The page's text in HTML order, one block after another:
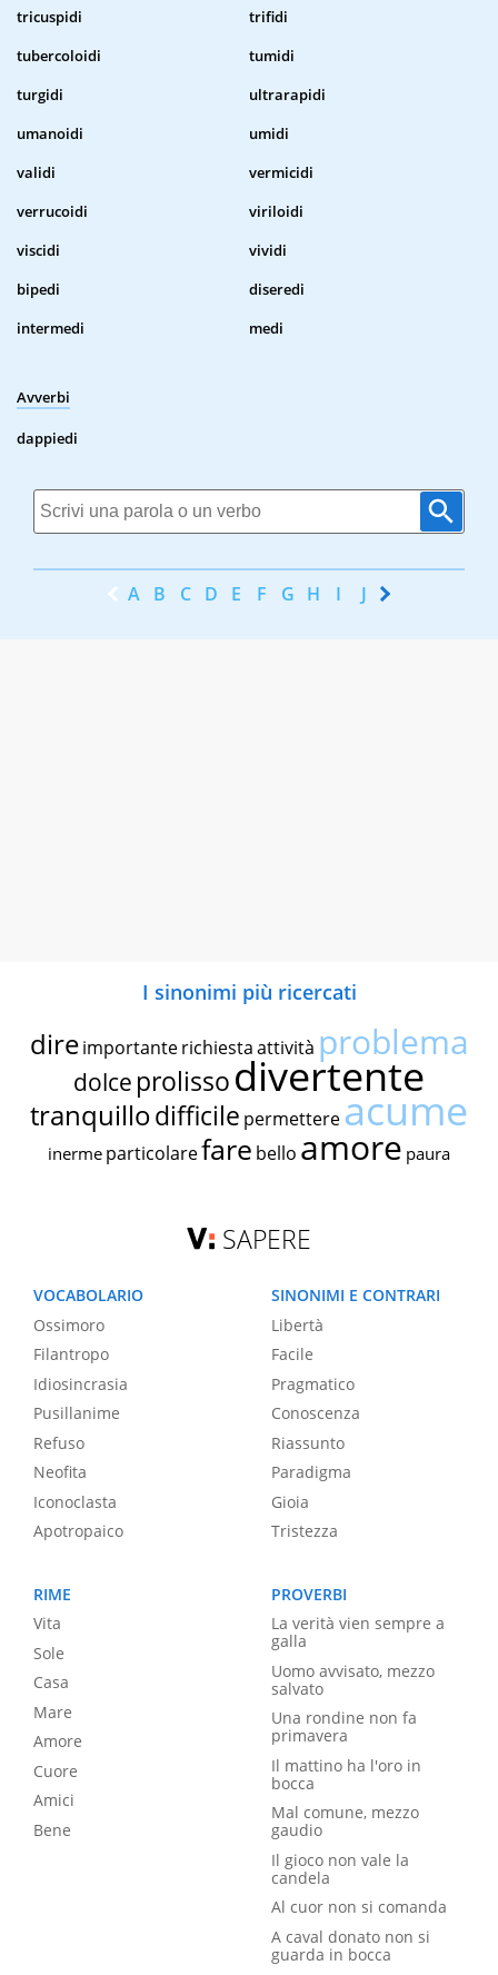
tricuspidi
trifidi
tubercoloidi
tumidi
turgidi
ultrarapidi
umanoidi
umidi
validi
vermicidi
verrucoidi
viriloidi
viscidi
vividi
bipedi
diseredi
intermedi
medi
Avverbi
dappiedi
A B C D E F G H I J K
I sinonimi più ricercati
dire importante richiestaattività problema
dolce prolissodivertente
tranquillodifficile permettereacume
inerme particolarefare bello amore paura
SAPERE
VOCABOLARIO
Ossimoro
Filantropo
Idiosincrasia
Pusillanime
Refuso
Neofita
Iconoclasta
Apotropaico
SINONIMI E CONTRARI
Libertà
Facile
Pragmatico
Conoscenza
Riassunto
Paradigma
Gioia
Tristezza
RIME
Vita
Sole
Casa
Mare
Amore
Cuore
Amici
Bene
PROVERBI
La verità vien sempre a
galla
Uomo avvisato, mezzo
salvato
Una rondine non fa
primavera
Il mattino ha l'oro in
bocca
Mal comune, mezzo
gaudio
Il gioco non vale la
candela
Al cuor non si comanda
A caval donato non si
guarda in bocca